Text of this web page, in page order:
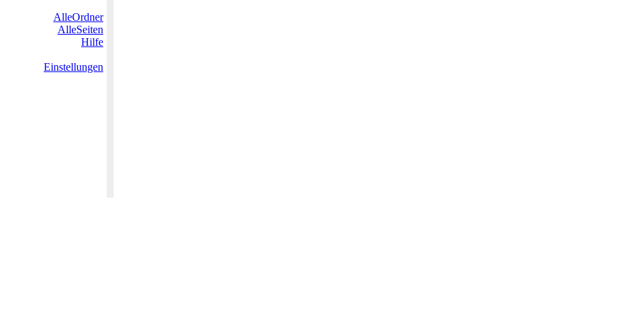
AlleOrdner
AlleSeiten
Hilfe
Einstellungen